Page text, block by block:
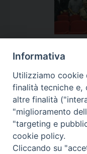
Calendario
<<
l m
27
28
Informativa
Utilizziamo cookie
finalità tecniche e,
altre finalità
"miglioramento
"targeting e
cookie policy.
Cliccando su